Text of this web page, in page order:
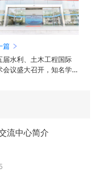
篇
届水利、土木工程国际
会议盛大召开，知名学
流中心简介